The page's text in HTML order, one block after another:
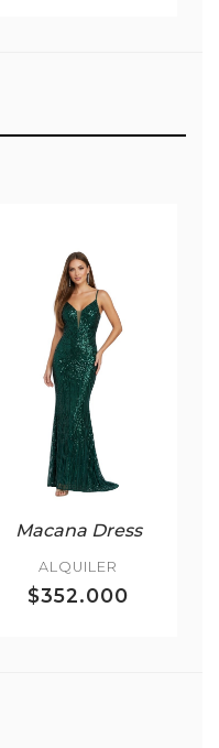
Macana Dress
ALQUILER
$352.000